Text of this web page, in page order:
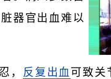
器官出血难以
， 反复出血 可致关